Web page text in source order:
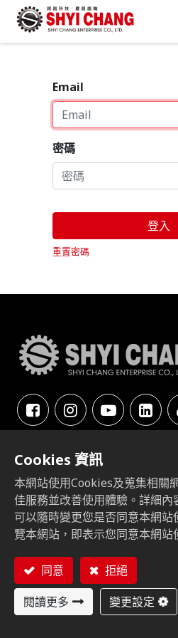
Email
密碼
登入
重置密碼
與我們聯繫
42942 台中市神岡區東洲
43768 台中市大甲區工十路
service@shyichang.com.tw​
+886-4-2522-5873
+886-4-2528-9439
產業應用
關
Cookies 資訊
本網站使用Cookies及蒐集相關
佳服務並改善使用體驗。詳細
可以隨時變更您是否同意本網
覽本網站，即表示您同意本網站
同意
拒絕
閱讀更多
變更設定